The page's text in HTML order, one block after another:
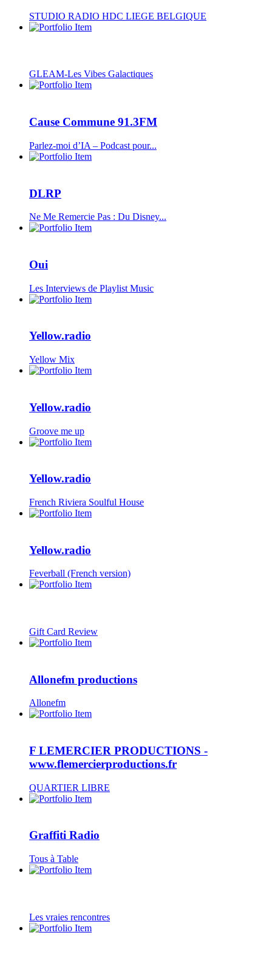
STUDIO RADIO HDC LIEGE BELGIQUE
GLEAM-Les Vibes Galactiques
Cause Commune 91.3FM
Parlez-moi d’IA – Podcast pour...
DLRP
Ne Me Remercie Pas : Du Disney...
Oui
Les Interviews de Playlist Music
Yellow.radio
Yellow Mix
Yellow.radio
Groove me up
Yellow.radio
French Riviera Soulful House
Yellow.radio
Feverball (French version)
Gift Card Review
Allonefm productions
Allonefm
F LEMERCIER PRODUCTIONS -
www.flemercierproductions.fr
QUARTIER LIBRE
Graffiti Radio
Tous à Table
Les vraies rencontres